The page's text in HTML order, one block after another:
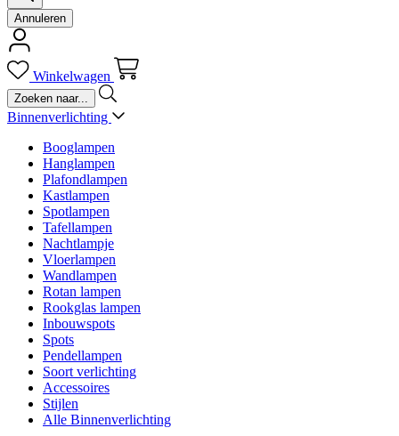
Annuleren
Winkelwagen
Binnenverlichting
Booglampen
Hanglampen
Plafondlampen
Kastlampen
Spotlampen
Tafellampen
Nachtlampje
Vloerlampen
Wandlampen
Rotan lampen
Rookglas lampen
Inbouwspots
Spots
Pendellampen
Soort verlichting
Accessoires
Stijlen
Alle Binnenverlichting